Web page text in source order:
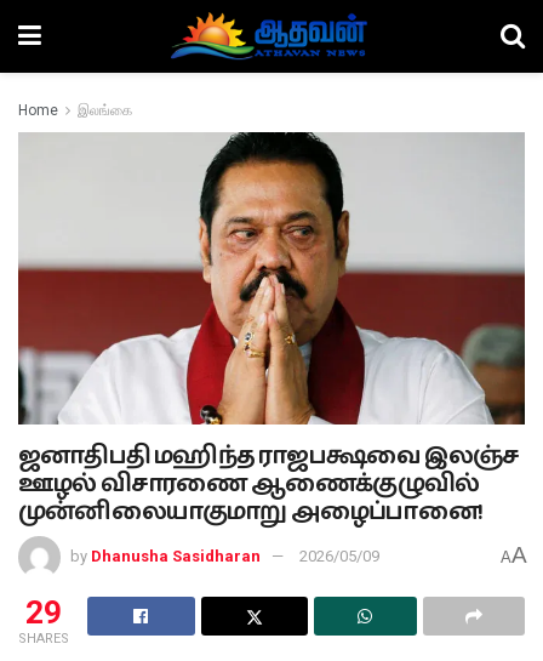
Home இலங்கை
ஜனாதிபதி மஹிந்த ராஜபக்ஷவை இலஞ்ச
ஊழல் விசாரணை ஆணைக்குழுவில்
முன்னிலையாகுமாறு அழைப்பானை!
by Dhanusha Sasidharan 2026/05/09 AA
29
SHARES